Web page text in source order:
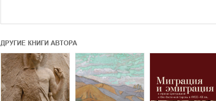
ДРУГИЕ КНИГИ АВТОРА